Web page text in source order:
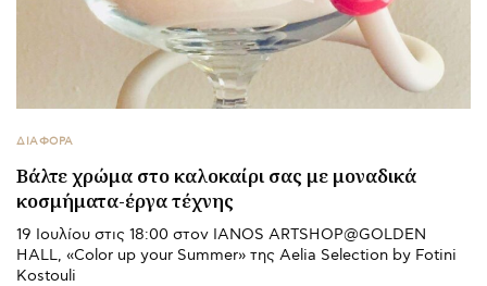
ΔΙΑΦΟΡΑ
Βάλτε χρώμα στο καλοκαίρι σας με μοναδικά
κοσμήματα-έργα τέχνης
19 Ιουλίου στις 18:00 στον IANOS ARTSHOP@GOLDEN
HALL, «Color up your Summer» της Aelia Selection by Fotini
Kostouli